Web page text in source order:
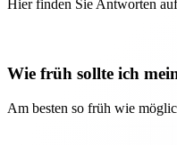
Hier finden Sie Antworten
Wie früh sollte ich
Am besten so früh wie